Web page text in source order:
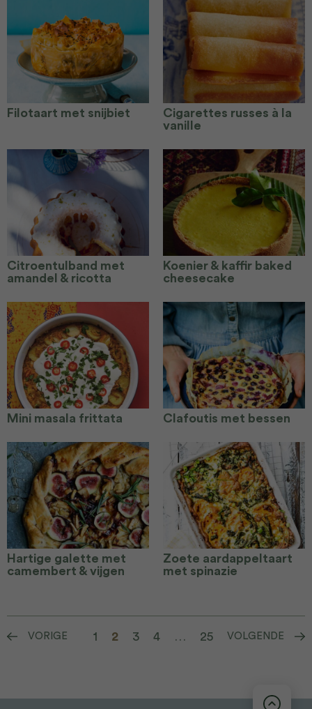
Filotaart met snijbiet
Cigarettes russes à la
vanille
Citroentulband met
amandel & ricotta
Koenier & kaffir baked
cheesecake
Mini masala frittata Clafoutis met bessen
Hartige galette met
camembert & vijgen
Zoete aardappeltaart
met spinazie
VORIGE 1 2 3 4 … 25 VOLGENDE